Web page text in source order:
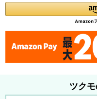
ツクモ